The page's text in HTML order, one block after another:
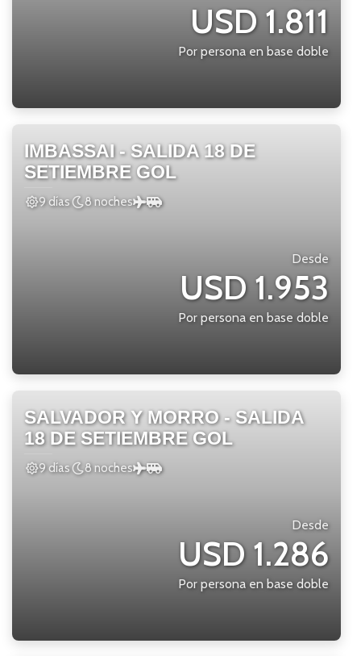
USD 1.811
Por persona en base doble
IMBASSAI - SALIDA 18 DE
SETIEMBRE GOL
9 días 8 noches
Desde
USD 1.953
Por persona en base doble
SALVADOR Y MORRO - SALIDA
18 DE SETIEMBRE GOL
9 días 8 noches
Desde
USD 1.286
Por persona en base doble